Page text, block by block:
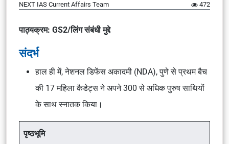
NEXT IAS Current Affairs Team
472
पाठ्यक्रम: GS2/लिंग संबंधी मुद्दे
संदर्भ
हाल ही में, नेशनल डिफेंस अकादमी (NDA), पुणे से प्रथम बैच
की 17 महिला कैडेट्स ने अपने 300 से अधिक पुरुष साथियों
के साथ स्नातक किया।
पृष्ठभूमि